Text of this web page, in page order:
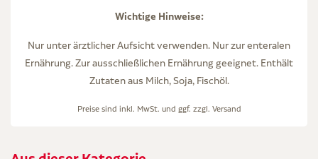
Wichtige Hinweise:
Nur unter ärztlicher Aufsicht verwenden. Nur zur enteralen
Ernährung. Zur ausschließlichen Ernährung geeignet. Enthält
Zutaten aus Milch, Soja, Fischöl.
Preise sind inkl. MwSt. und ggf. zzgl. Versand